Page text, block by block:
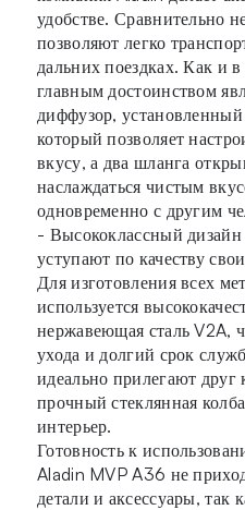
удобстве. Сравнительно
позволяют легко
дальних поездках. Как и
главным достоинством
диффузор,
который позволяет
вкусу, а два шланга
наслаждаться чистым
одновременно с другим
- Высококлассный
уступают по качеству
Для изготовления всех
используется
нержавеющая сталь V2A,
ухода и долгий срок
идеально прилегают друг
прочный стеклянная
интерьер.
Готовность к
Aladin MVP A36 не
детали и аксессуары, так